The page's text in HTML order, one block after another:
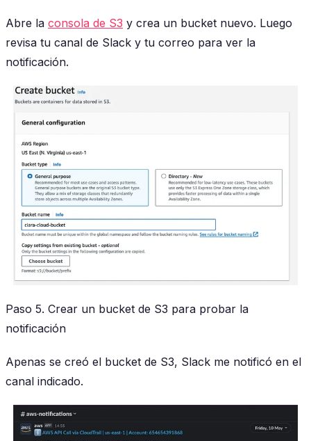
Abre la consola de S3 y crea un bucket nuevo. Luego
revisa tu canal de Slack y tu correo para ver la
notificación.
Paso 5. Crear un bucket de S3 para probar la
notificación
Apenas se creó el bucket de S3, Slack me notificó en el
canal indicado.